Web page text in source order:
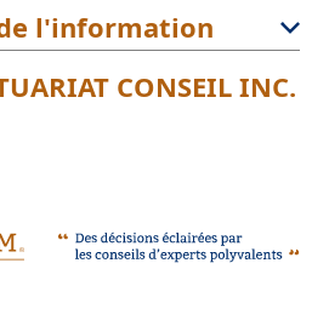
CONSEIL INC.
l'information